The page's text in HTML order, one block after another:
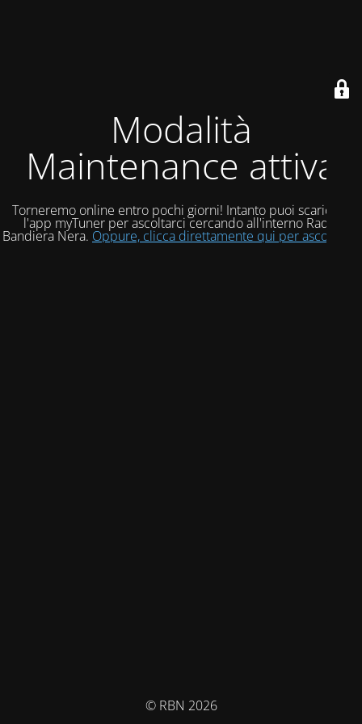
Modalità
Maintenance attiva
Torneremo online entro pochi giorni! Intanto puoi scaricare
l'app myTuner per ascoltarci cercando all'interno Radio
Bandiera Nera. Oppure, clicca direttamente qui per ascoltarci!
© RBN 2026